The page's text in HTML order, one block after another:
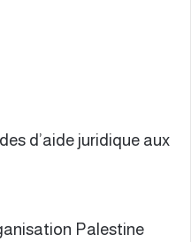
d’aide juridique aux
Palestine